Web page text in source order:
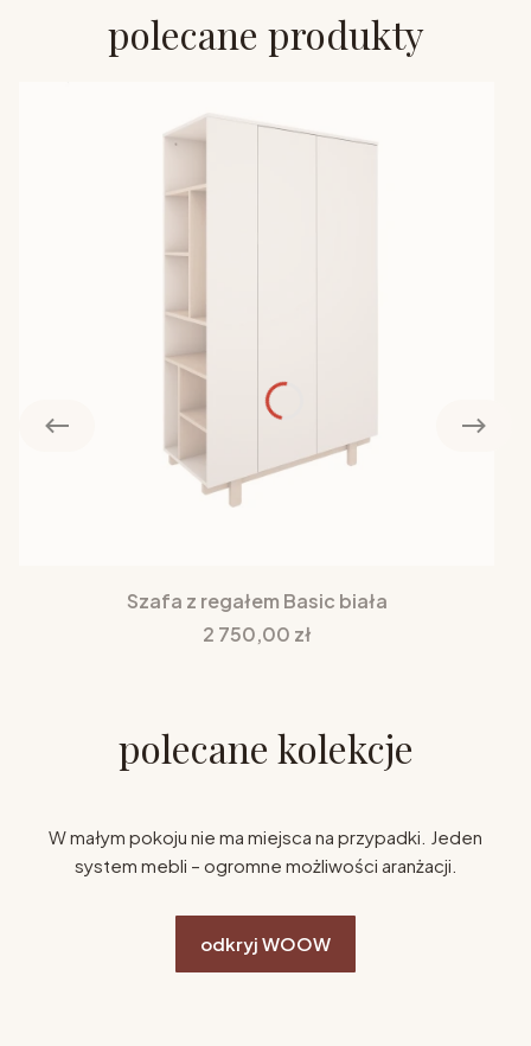
polecane produkty
Szafa z regałem Basic biała
Cena
2 750,00 zł
polecane kolekcje
W małym pokoju nie ma miejsca na przypadki. Jeden
system mebli – ogromne możliwości aranżacji.
odkryj WOOW